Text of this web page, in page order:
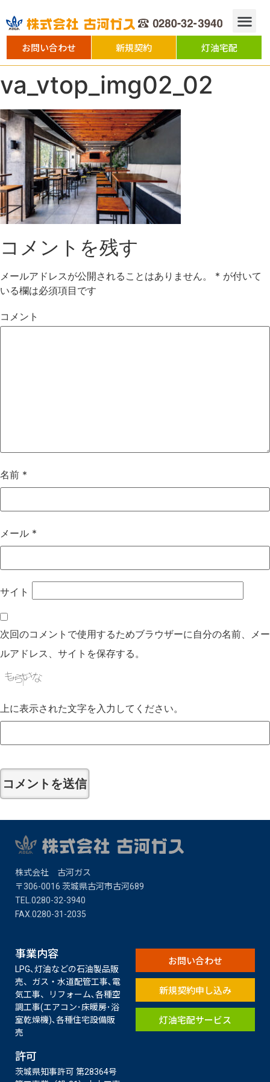
お問い合わせ 新規契約 灯油宅配
va_vtop_img02_02
コメントを残す
メールアドレスが公開されることはありません。 * が付いて
いる欄は必須項目です
コメント
名前 *
メール *
サイト
次回のコメントで使用するためブラウザーに自分の名前、メー
ルアドレス、サイトを保存する。
上に表示された文字を入力してください。
株式会社 古河ガス
〒306-0016 茨城県古河市古河689
TEL.0280-32-3940
FAX.0280-31-2035​
事業内容
LPG､灯油などの石油製品販
売、ガス・水道配管工事､電
気工事、リフォーム､各種空
調工事(エアコン･床暖房･浴
室乾燥機)､各種住宅設備販
売
許可
茨城県知事許可 第28364号
お問い合わせ
新規契約申し込み
灯油宅配サービス